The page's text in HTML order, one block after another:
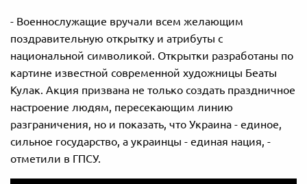
- Военнослужащие вручали всем желающим
поздравительную открытку и атрибуты с
национальной символикой. Открытки разработаны по
картине известной современной художницы Беаты
Кулак. Акция призвана не только создать праздничное
настроение людям, пересекающим линию
разграничения, но и показать, что Украина - единое,
сильное государство, а украинцы - единая нация, -
отметили в ГПСУ.